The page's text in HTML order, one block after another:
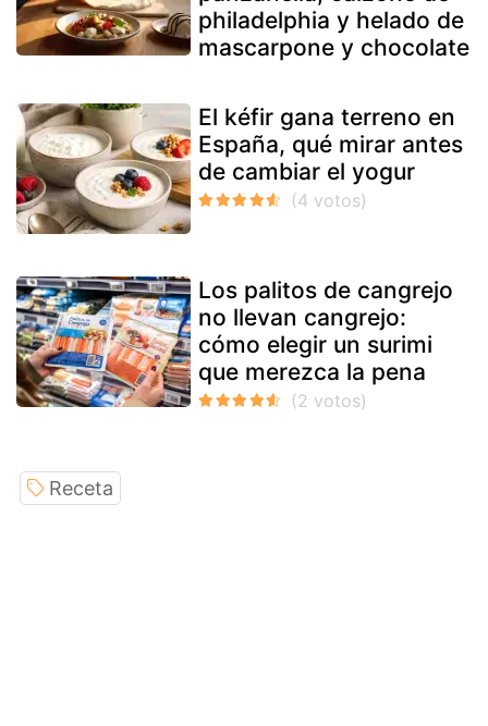
philadelphia y helado de
mascarpone y chocolate
El kéfir gana terreno en
España, qué mirar antes
de cambiar el yogur
Los palitos de cangrejo
no llevan cangrejo:
cómo elegir un surimi
que merezca la pena
Receta